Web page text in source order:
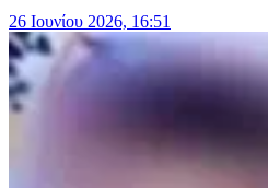
26 Ιουνίου 2026, 16:51